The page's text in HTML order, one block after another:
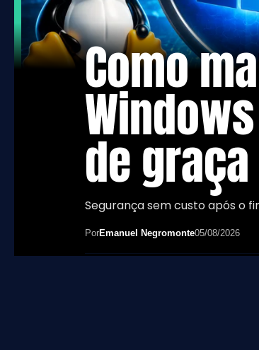
Como
de
Segurança sem custo após o
PorEmanuel Negromonte05/08/2026